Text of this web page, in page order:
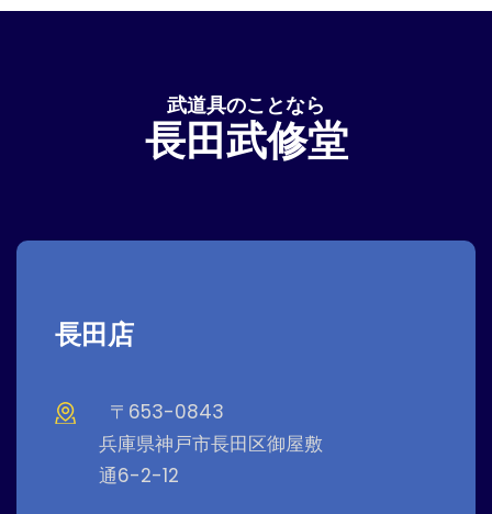
武道具のことなら
長田武修堂
長田店
〒653-0843
兵庫県神戸市長田区御屋敷
通6-2-12